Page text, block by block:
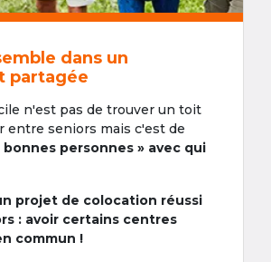
dans un
partagée
n'est pas de trouver un toit
entre seniors mais c'est de
bonnes personnes » avec qui
projet de colocation réussi
: avoir certains centres
commun !